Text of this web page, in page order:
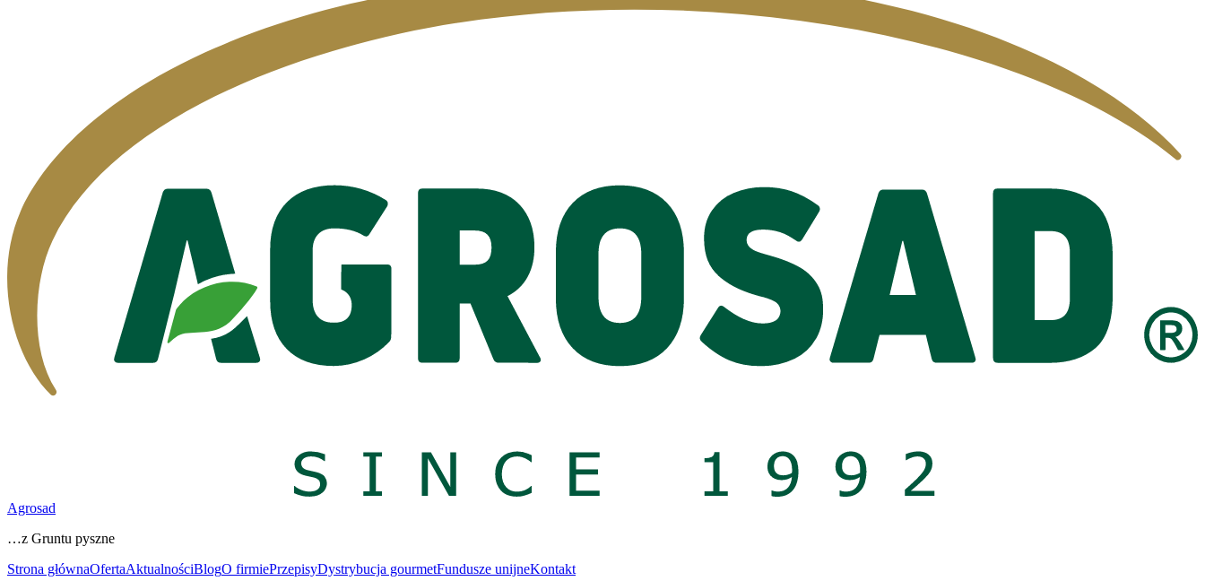
Agrosad
…z Gruntu pyszne
Strona głównaOfertaAktualnościBlogO firmiePrzepisyDystrybucja gourmetFundusze unijneKontakt